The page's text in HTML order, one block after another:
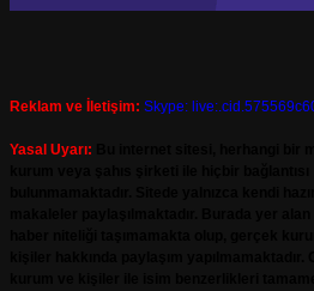
Reklam ve İletişim: Skype:
Yasal Uyarı: